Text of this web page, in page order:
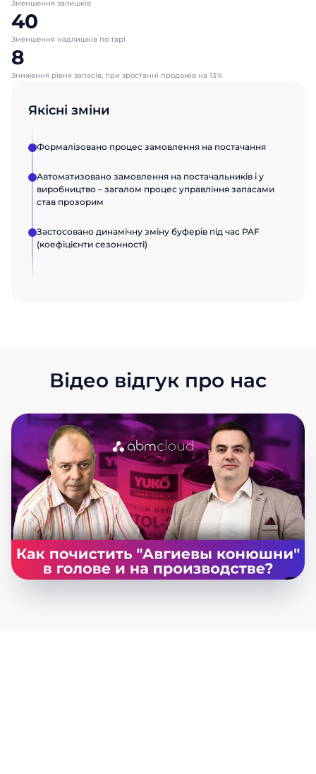
Зменшення залишків
40
Зменшення надлишків по тарі
8
Зниження рівня запасів, при зростанні продажів на 13%
Якісні зміни
Формалізовано процес замовлення на постачання
Автоматизовано замовлення на постачальників і у
виробництво – загалом процес управління запасами
став прозорим
Застосовано динамічну зміну буферів під час PAF
(коефіцієнти сезонності)
Відео відгук про нас